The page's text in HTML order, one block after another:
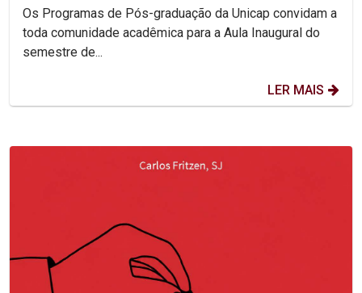
Os Programas de Pós-graduação da Unicap convidam a
toda comunidade acadêmica para a Aula Inaugural do
semestre de...
LER MAIS